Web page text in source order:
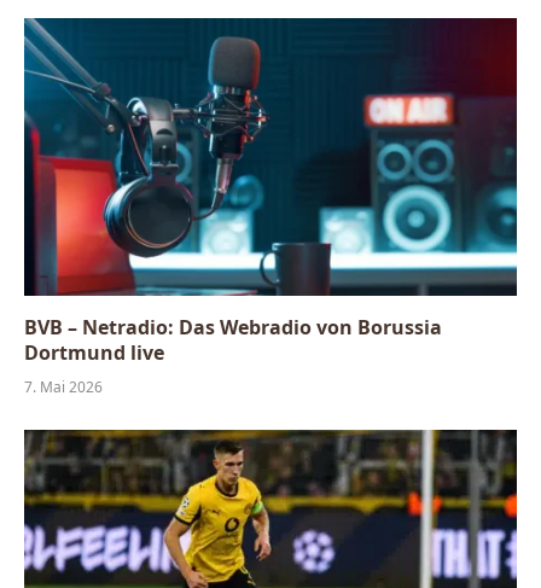
BVB – Netradio: Das Webradio von Borussia
Dortmund live
7. Mai 2026